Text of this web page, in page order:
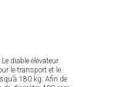
diable élévateur
le transport et le
180 kg. Afin de